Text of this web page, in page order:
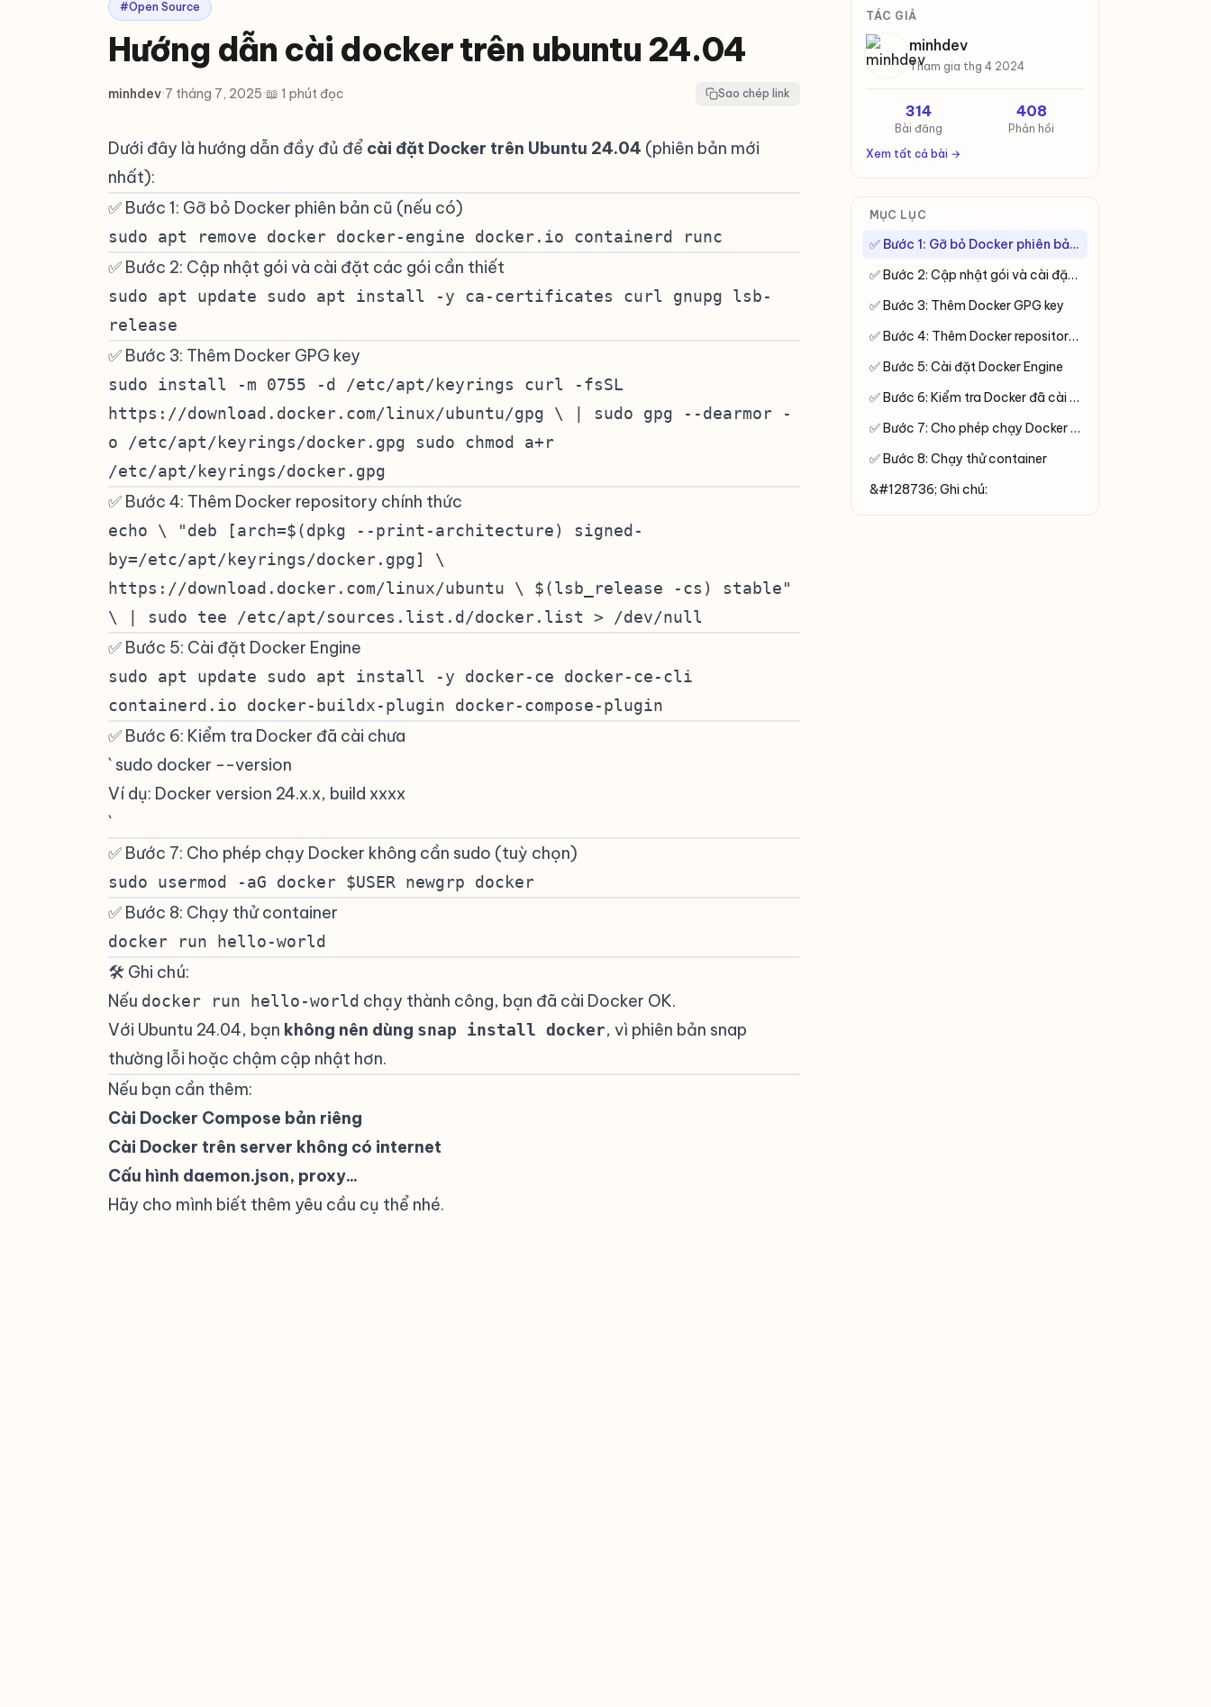
#Open Source
Hướng dẫn cài docker trên ubuntu 24.04
minhdev·7 tháng 7, 2025·📖 1 phút đọc Sao chép link
Dưới đây là hướng dẫn đầy đủ để cài đặt Docker trên Ubuntu 24.04 (phiên bản mới
nhất):
✅ Bước 1: Gỡ bỏ Docker phiên bản cũ (nếu có)
sudo apt remove docker docker-engine docker.io containerd runc
✅ Bước 2: Cập nhật gói và cài đặt các gói cần thiết
sudo apt update sudo apt install -y ca-certificates curl gnupg lsb-
release
✅ Bước 3: Thêm Docker GPG key
sudo install -m 0755 -d /etc/apt/keyrings curl -fsSL
https://download.docker.com/linux/ubuntu/gpg \ | sudo gpg --dearmor -
o /etc/apt/keyrings/docker.gpg sudo chmod a+r
/etc/apt/keyrings/docker.gpg
✅ Bước 4: Thêm Docker repository chính thức
echo \ "deb [arch=$(dpkg --print-architecture) signed-
by=/etc/apt/keyrings/docker.gpg] \
https://download.docker.com/linux/ubuntu \ $(lsb_release -cs) stable"
\ | sudo tee /etc/apt/sources.list.d/docker.list > /dev/null
✅ Bước 5: Cài đặt Docker Engine
sudo apt update sudo apt install -y docker-ce docker-ce-cli
containerd.io docker-buildx-plugin docker-compose-plugin
✅ Bước 6: Kiểm tra Docker đã cài chưa
` sudo docker --version
Ví dụ: Docker version 24.x.x, build xxxx
`
✅ Bước 7: Cho phép chạy Docker không cần sudo (tuỳ chọn)
sudo usermod -aG docker $USER newgrp docker
✅ Bước 8: Chạy thử container
docker run hello-world
🛠️ Ghi chú:
Nếu docker run hello-world chạy thành công, bạn đã cài Docker OK.
Với Ubuntu 24.04, bạn không nên dùng snap install docker, vì phiên bản snap
thường lỗi hoặc chậm cập nhật hơn.
Nếu bạn cần thêm:
Cài Docker Compose bản riêng
Cài Docker trên server không có internet
Cấu hình daemon.json, proxy...
Hãy cho mình biết thêm yêu cầu cụ thể nhé.
TÁC GIẢ
minhdev
Tham gia thg 4 2024
314
Bài đăng
408
Phản hồi
Xem tất cả bài →
MỤC LỤC
✅ Bước 1: Gỡ bỏ Docker phiên bản cũ (nếu có)
✅ Bước 2: Cập nhật gói và cài đặt các gói cần thiết
✅ Bước 3: Thêm Docker GPG key
✅ Bước 4: Thêm Docker repository chính thức
✅ Bước 5: Cài đặt Docker Engine
✅ Bước 6: Kiểm tra Docker đã cài chưa
✅ Bước 7: Cho phép chạy Docker không cần sudo (tuỳ chọn)
✅ Bước 8: Chạy thử container
&#128736;️ Ghi chú: